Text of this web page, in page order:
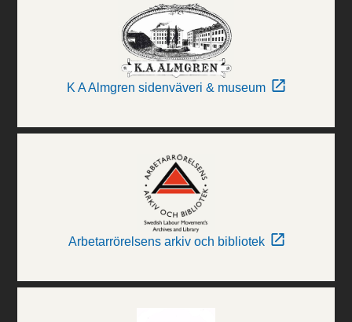
K A Almgren sidenväveri & museum
Arbetarrörelsens arkiv och bibliotek